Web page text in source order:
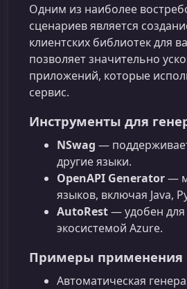
Одним из наиболее
сценариев является
клиентских библиотек для
позволяет значительно
приложений, которые
сервис.
Инструменты для
NSwag —
другие языки.
OpenAPI Generator—
языков, включая Java,
AutoRest— удобен для
экосистемой Azure.
Примеры применения
Автоматическая